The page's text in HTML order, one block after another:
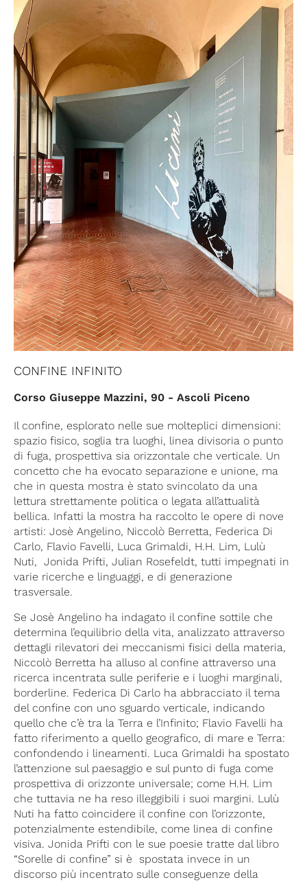
CONFINE INFINITO
Corso Giuseppe Mazzini, 90 - Ascoli Piceno
Il confine, esplorato nelle sue molteplici dimensioni:
spazio fisico, soglia tra luoghi, linea divisoria o punto
di fuga, prospettiva sia orizzontale che verticale. Un
concetto che ha evocato separazione e unione, ma
che in questa mostra è stato svincolato da una
lettura strettamente politica o legata all’attualità
bellica. Infatti la mostra ha raccolto le opere di nove
artisti: Josè Angelino, Niccolò Berretta, Federica Di
Carlo, Flavio Favelli, Luca Grimaldi, H.H. Lim, Lulù
Nuti, Jonida Prifti, Julian Rosefeldt, tutti impegnati in
varie ricerche e linguaggi, e di generazione
trasversale.
Se Josè Angelino ha indagato il confine sottile che
determina l’equilibrio della vita, analizzato attraverso
dettagli rilevatori dei meccanismi fisici della materia,
Niccolò Berretta ha alluso al confine attraverso una
ricerca incentrata sulle periferie e i luoghi marginali,
borderline. Federica Di Carlo ha abbracciato il tema
del confine con uno sguardo verticale, indicando
quello che c’è tra la Terra e l’Infinito; Flavio Favelli ha
fatto riferimento a quello geografico, di mare e Terra:
confondendo i lineamenti. Luca Grimaldi ha spostato
l’attenzione sul paesaggio e sul punto di fuga come
prospettiva di orizzonte universale; come H.H. Lim
che tuttavia ne ha reso illeggibili i suoi margini. Lulù
Nuti ha fatto coincidere il confine con l’orizzonte,
potenzialmente estendibile, come linea di confine
visiva. Jonida Prifti con le sue poesie tratte dal libro
“Sorelle di confine” si è spostata invece in un
discorso più incentrato sulle conseguenze della